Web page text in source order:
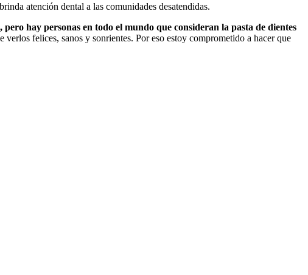
atención dental a las comunidades desatendidas.
hay personas en todo el mundo que consideran la pasta de dientes
felices, sanos y sonrientes. Por eso estoy comprometido a hacer que